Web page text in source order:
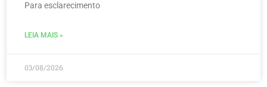
Para esclarecimento
LEIA MAIS »
03/08/2026